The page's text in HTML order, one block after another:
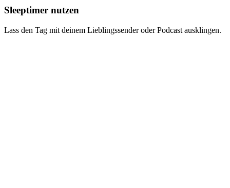
Sleeptimer nutzen
Lass den Tag mit deinem Lieblingssender oder Podcast ausklingen.